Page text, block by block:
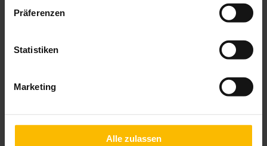
Präferenzen
Statistiken
Marketing
Alle zulassen
Auf Wunsch in Rollladen integriert
Perfekte Durchsicht
Dezente Optik mit gleichzeitig zuverlässigem Schutz vor